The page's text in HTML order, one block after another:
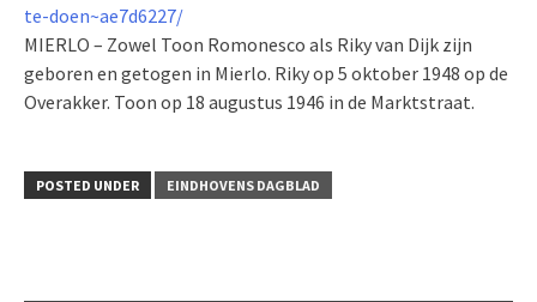
te-doen~ae7d6227/
MIERLO – Zowel Toon Romonesco als Riky van Dijk zijn
geboren en getogen in Mierlo. Riky op 5 oktober 1948 op de
Overakker. Toon op 18 augustus 1946 in de Marktstraat.
POSTED UNDER EINDHOVENS DAGBLAD